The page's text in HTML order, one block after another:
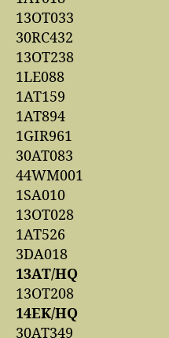
13OT033
30RC432
13OT238
1LE088
1AT159
1AT894
1GIR961
30AT083
44WM001
1SA010
13OT028
1AT526
3DA018
13AT/HQ
13OT208
14EK/HQ
30AT349